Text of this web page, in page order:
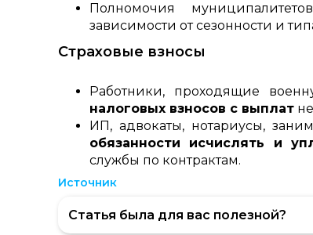
Полномочия
зависимости от сезонности и
Страховые взносы
Работники, проходящие
налоговых взносов с выплат
ИП, адвокаты, нотариусы,
обязанности исчислять и
службы по контрактам.
Источник
Статья была для вас полезной?